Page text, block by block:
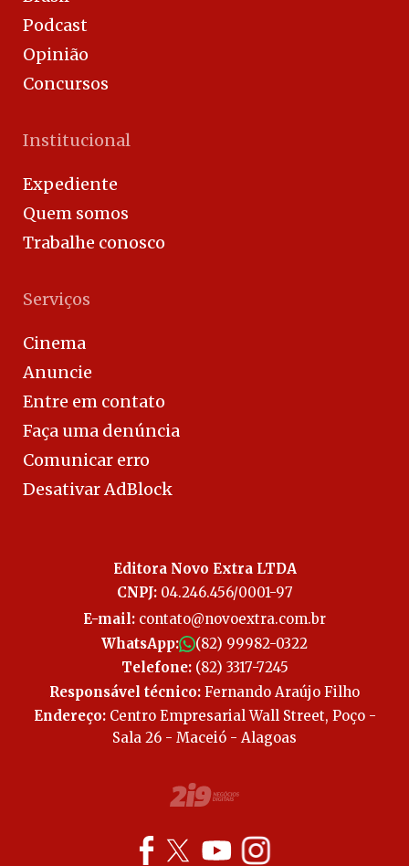
Podcast
Opinião
Concursos
Institucional
Expediente
Quem somos
Trabalhe conosco
Serviços
Cinema
Anuncie
Entre em contato
Faça uma denúncia
Comunicar erro
Desativar AdBlock
Editora Novo Extra LTDA
CNPJ:04.246.456/0001-97
E-mail: contato@novoextra.com.br
WhatsApp:
(82) 99982-0322
Telefone:(82) 3317-7245
Responsável técnico: Fernando Araújo Filho
Endereço:Centro Empresarial Wall Street, Poço -
Sala 26 - Maceió - Alagoas